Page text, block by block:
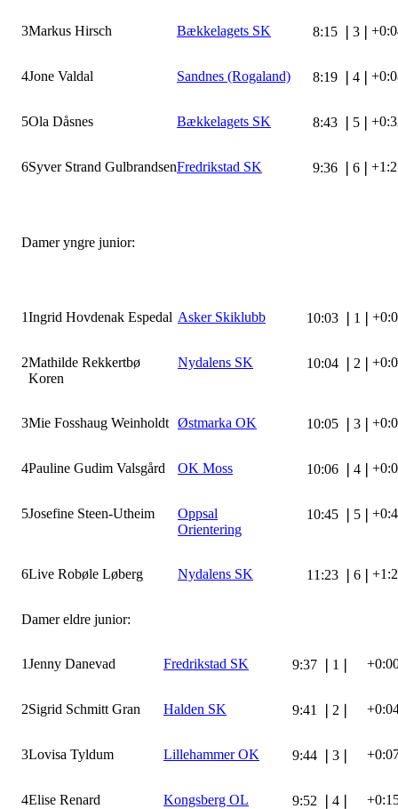
3Markus Hirsch Bækkelagets SK 8:15 3
4Jone Valdal Sandnes (Rogaland) 8:19 4
5Ola Dåsnes Bækkelagets SK 8:43 5
6Syver Strand GulbrandsenFredrikstad SK 9:36 6
Damer yngre junior:
1Ingrid Hovdenak Espedal Asker Skiklubb 10:03 1
2Mathilde Rekkertbø
Koren
Nydalens SK 10:04 2
3Mie Fosshaug Weinholdt Østmarka OK 10:05 3
4Pauline Gudim Valsgård OK Moss 10:06 4
5Josefine Steen-Utheim
Oppsal
Orientering
10:45 5
6Live Robøle Løberg Nydalens SK 11:23 6
Damer eldre junior:
1Jenny Danevad Fredrikstad SK 9:37 1
2Sigrid Schmitt Gran Halden SK 9:41 2
3Lovisa Tyldum Lillehammer OK 9:44 3
4Elise Renard Kongsberg OL 9:52 4